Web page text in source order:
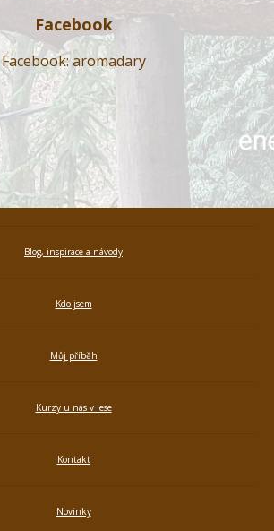
Facebook
Facebook: aromadary
Blog, inspirace a návody
Kdo jsem
Můj příběh
Kurzy u nás v lese
Kontakt
Novinky